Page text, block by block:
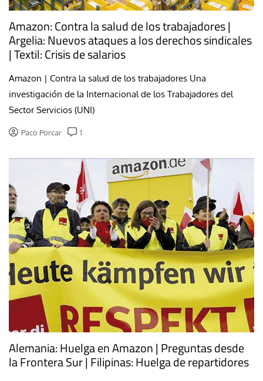
Amazon: Contra la salud de los trabajadores |
Argelia: Nuevos ataques a los derechos sindicales
| Textil: Crisis de salarios
Amazon | Contra la salud de los trabajadores Una
investigación de la Internacional de los Trabajadores del
Sector Servicios (UNI)
Paco Porcar 1
Alemania: Huelga en Amazon | Preguntas desde
la Frontera Sur | Filipinas: Huelga de repartidores